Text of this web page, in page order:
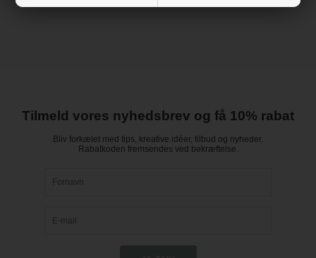
Tilmeld vores nyhedsbrev og få 10% rabat
Bliv forkælet med tips, kreative idéer, tilbud og nyheder.
Rabatkoden fremsendes ved bekræftelse.